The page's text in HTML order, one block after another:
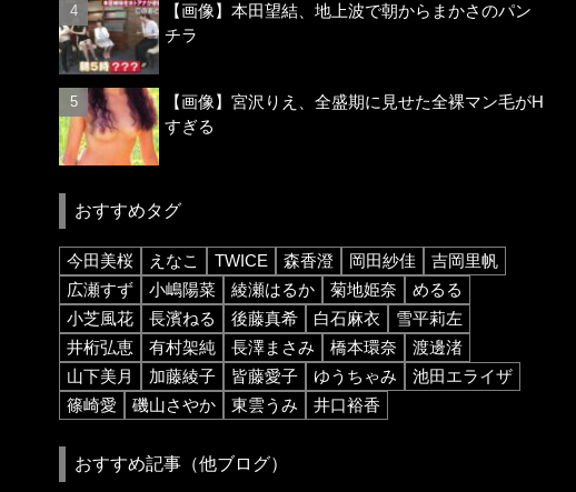
【画像】本田望結、地上波で朝からまかさのパン
チラ
【画像】宮沢りえ、全盛期に見せた全裸マン毛がH
すぎる
おすすめタグ
今田美桜 えなこ TWICE 森香澄 岡田紗佳
吉岡里帆
広瀬すず
小嶋陽菜 綾瀬はるか 菊地姫奈
めるる
小芝風花
長濱ねる 後藤真希 白石麻衣
雪平莉左
井桁弘恵
有村架純 長澤まさみ 橋本環奈
渡邊渚
山下美月
加藤綾子 皆藤愛子 ゆうちゃみ
池田エライザ
篠崎愛
磯山さやか 東雲うみ 井口裕香
おすすめ記事（他ブログ）